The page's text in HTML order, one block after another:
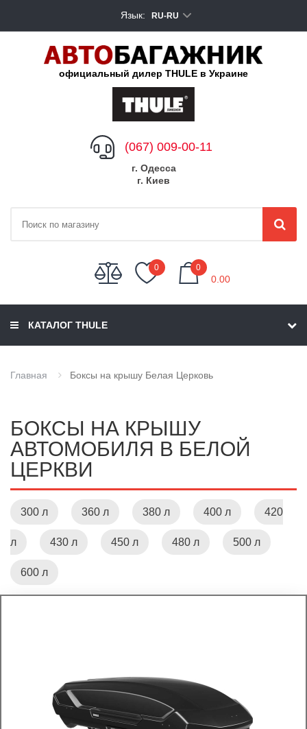
Язык: RU-RU
официальный дилер THULE в Украине
(067) 009-00-11
г. Одесса
г. Киев
0 0
0.00
КАТАЛОГ THULE
Главная Боксы на крышу Белая Церковь
БОКСЫ НА КРЫШУ
АВТОМОБИЛЯ В БЕЛОЙ
ЦЕРКВИ
300 л 360 л 380 л 400 л 420
л 430 л 450 л 480 л 500 л
600 л